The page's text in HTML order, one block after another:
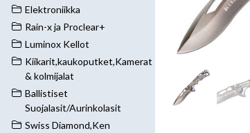
Elektroniikka
Rain-x ja Proclear+
Luminox Kellot
Kiikarit,kaukoputket,Kamerat
& kolmijalat
Ballistiset
Suojalasit/Aurinkolasit
Swiss Diamond,Ken